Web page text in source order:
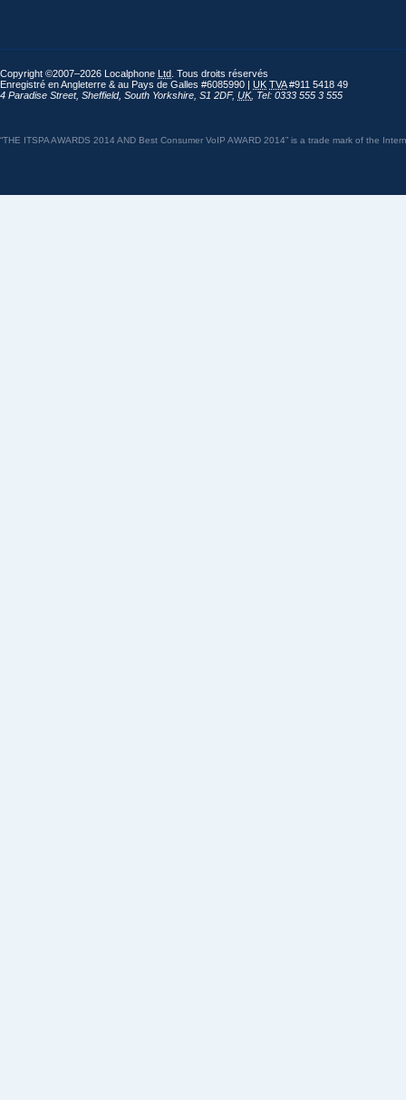
Copyright ©2007–2026 Localphone Ltd . Tous droits réservés
Enregistré en Angleterre & au Pays de Galles #6085990 | UK TVA#911 5418 49
4 Paradise Street, Sheffield, South Yorkshire S1 2DF, UK, Tel: 0333 555 3 555
“THE ITSPA AWARDS 2014 AND Best Consumer VoIP AWARD 2014” is a trade mark of the